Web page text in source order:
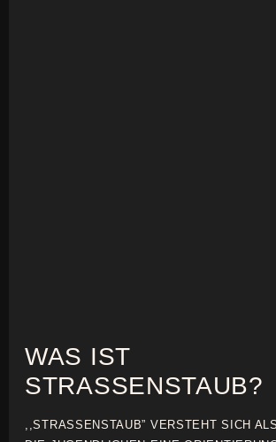
WAS IST
STRASSENSTAUB?
,,STRASSENSTAUB” VERSTEHT SICH